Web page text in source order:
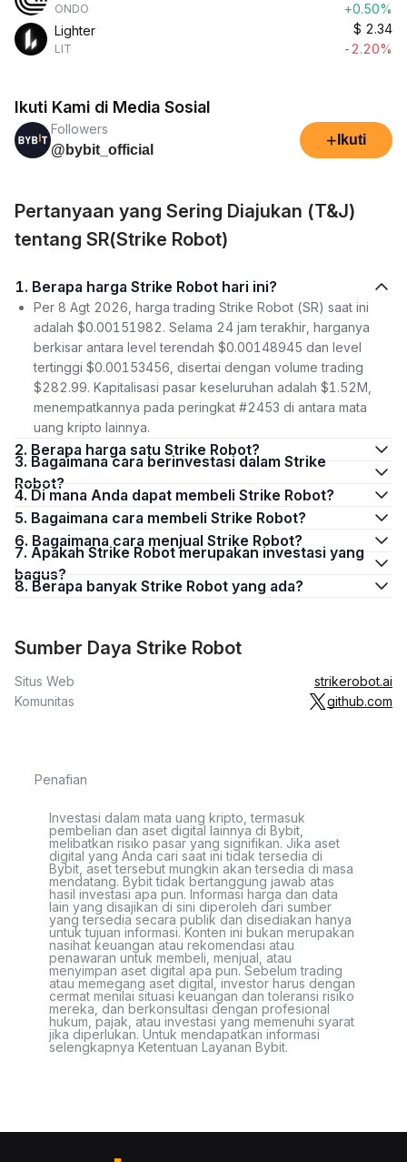
ONDO
+0.50%
Lighter
LIT
$ 2.34
-2.20%
Ikuti Kami di Media Sosial
Followers
@bybit_official
+ Ikuti
Pertanyaan yang Sering Diajukan (T&J)
tentang SR(Strike Robot)
1. Berapa harga Strike Robot hari ini?
Per 8 Agt 2026, harga trading Strike Robot (SR) saat ini
adalah $0.00151982. Selama 24 jam terakhir, harganya
berkisar antara level terendah $0.00148945 dan level
tertinggi $0.00153456, disertai dengan volume trading
$282.99. Kapitalisasi pasar keseluruhan adalah $1.52M,
menempatkannya pada peringkat #2453 di antara mata
uang kripto lainnya.
2. Berapa harga satu Strike Robot?
3. Bagaimana cara berinvestasi dalam Strike
Robot?
4. Di mana Anda dapat membeli Strike Robot?
5. Bagaimana cara membeli Strike Robot?
6. Bagaimana cara menjual Strike Robot?
7. Apakah Strike Robot merupakan investasi yang
bagus?
8. Berapa banyak Strike Robot yang ada?
Sumber Daya Strike Robot
Situs Web
strikerobot.ai
Komunitas
github.com
Penafian
Investasi dalam mata uang kripto, termasuk
pembelian dan aset digital lainnya di Bybit,
melibatkan risiko pasar yang signifikan. Jika aset
digital yang Anda cari saat ini tidak tersedia di
Bybit, aset tersebut mungkin akan tersedia di masa
mendatang. Bybit tidak bertanggung jawab atas
hasil investasi apa pun. Informasi harga dan data
lain yang disajikan di sini diperoleh dari sumber
yang tersedia secara publik dan disediakan hanya
untuk tujuan informasi. Konten ini bukan merupakan
nasihat keuangan atau rekomendasi atau
penawaran untuk membeli, menjual, atau
menyimpan aset digital apa pun. Sebelum trading
atau memegang aset digital, investor harus dengan
cermat menilai situasi keuangan dan toleransi risiko
mereka, dan berkonsultasi dengan profesional
hukum, pajak, atau investasi yang memenuhi syarat
jika diperlukan. Untuk mendapatkan informasi
selengkapnya Ketentuan Layanan Bybit.